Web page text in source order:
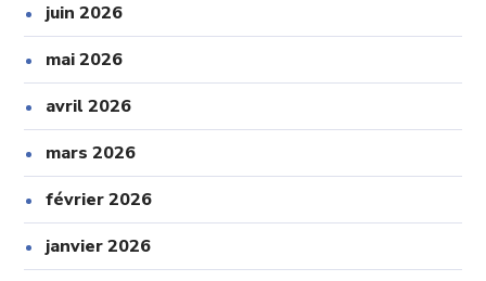
juin 2026
mai 2026
avril 2026
mars 2026
février 2026
janvier 2026